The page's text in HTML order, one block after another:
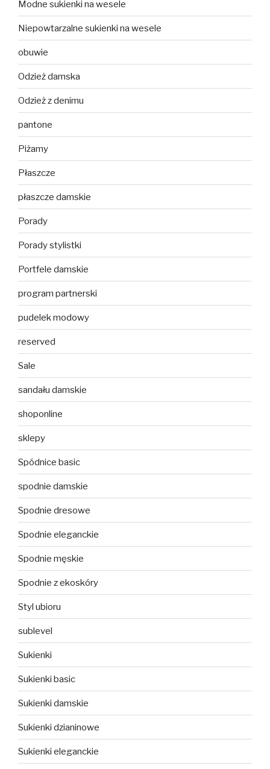
Modne sukienki na wesele
Niepowtarzalne sukienki na wesele
obuwie
Odzież damska
Odzież z denimu
pantone
Piżamy
Płaszcze
płaszcze damskie
Porady
Porady stylistki
Portfele damskie
program partnerski
pudelek modowy
reserved
Sale
sandału damskie
shoponline
sklepy
Spódnice basic
spodnie damskie
Spodnie dresowe
Spodnie eleganckie
Spodnie męskie
Spodnie z ekoskóry
Styl ubioru
sublevel
Sukienki
Sukienki basic
Sukienki damskie
Sukienki dzianinowe
Sukienki eleganckie